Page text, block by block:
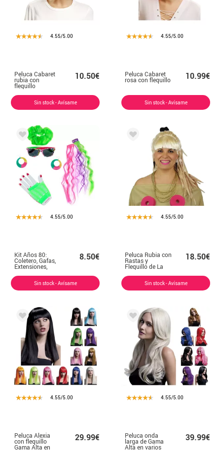
4.55/5.00
Peluca Cabaret
rubia con
flequillo
10.50€
Sin stock - Avísame
4.55/5.00
Peluca Cabaret
rosa con flequillo 10.99€
Sin stock - Avísame
4.55/5.00
Kit Años 80:
Coletero, Gafas,
Extensiones,
Pendientes y
Mitón
8.50€
Sin stock - Avísame
4.55/5.00
Peluca Rubia con
Rastas y
Flequillo de La
18.50€
Sin stock - Avísame
4.55/5.00
Peluca Alexia
con flequillo
Gama Alta en
29.99€
4.55/5.00
Peluca onda
larga de Gama
Alta en varios
39.99€